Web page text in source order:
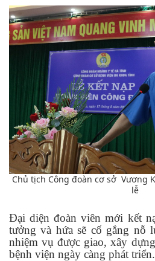
Chủ tịch Công đoàn cơ sở Vương
lễ
Đại diện đoàn viên mới kết
tưởng và hứa sẽ cố gắng nỗ
nhiệm vụ được giao, xây
bệnh viện ngày càng phát triển.